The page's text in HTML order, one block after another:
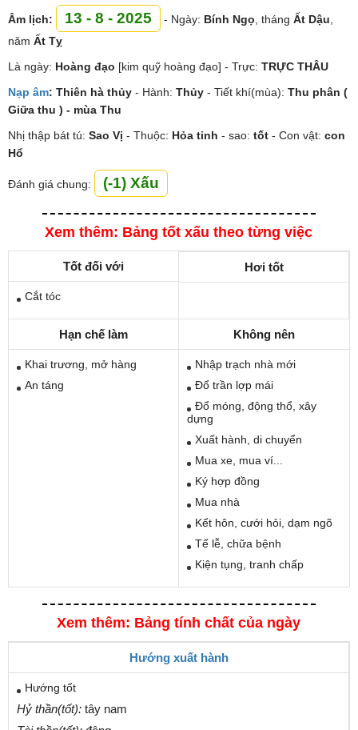
Âm lịch: 13 - 8 - 2025 - Ngày: Bính Ngọ , tháng Ất Dậu
năm Ất Tỵ
Là ngày: Hoàng đạo [kim quỹ hoàng đạo] - Trực: TRỰC THÂU
Nạp âm: Thiên hà thủy - Hành: Thủy - Tiết khí(mùa): Thu phân (
Giữa thu ) - mùa Thu
Nhị thập bát tú: Sao Vị - Thuộc: Hỏa tinh - sao: tốt - Con vật: con
Hổ
Đánh giá chung: (-1) Xấu
Xem thêm: Bảng tốt xấu theo từng việc
Tốt đối với
Cắt tóc
Hơi tốt
Hạn chế làm
Khai trương, mở hàng
An táng
Không nên
Nhập trạch nhà mới
Đổ trần lợp mái
Đổ móng, động thổ, xây
dựng
Xuất hành, di chuyển
Mua xe, mua ví...
Ký hợp đồng
Mua nhà
Kết hôn, cưới hỏi, dạm ngõ
Tế lễ, chữa bệnh
Kiện tụng, tranh chấp
Xem thêm: Bảng tính chất của ngày
Hướng xuất hành
Hướng tốt
Hỷ thần(tốt): tây nam